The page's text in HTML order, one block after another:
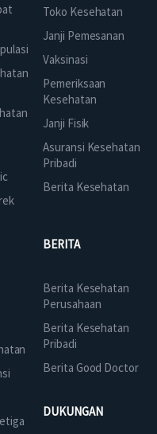
Toko Kesehatan
Janji Pemesanan
Vaksinasi
Pemeriksaan
Kesehatan
Janji Fisik
Asuransi Kesehatan
Pribadi
Berita Kesehatan
BERITA
Berita Kesehatan
Perusahaan
Berita Kesehatan
Pribadi
Berita Good Doctor
DUKUNGAN